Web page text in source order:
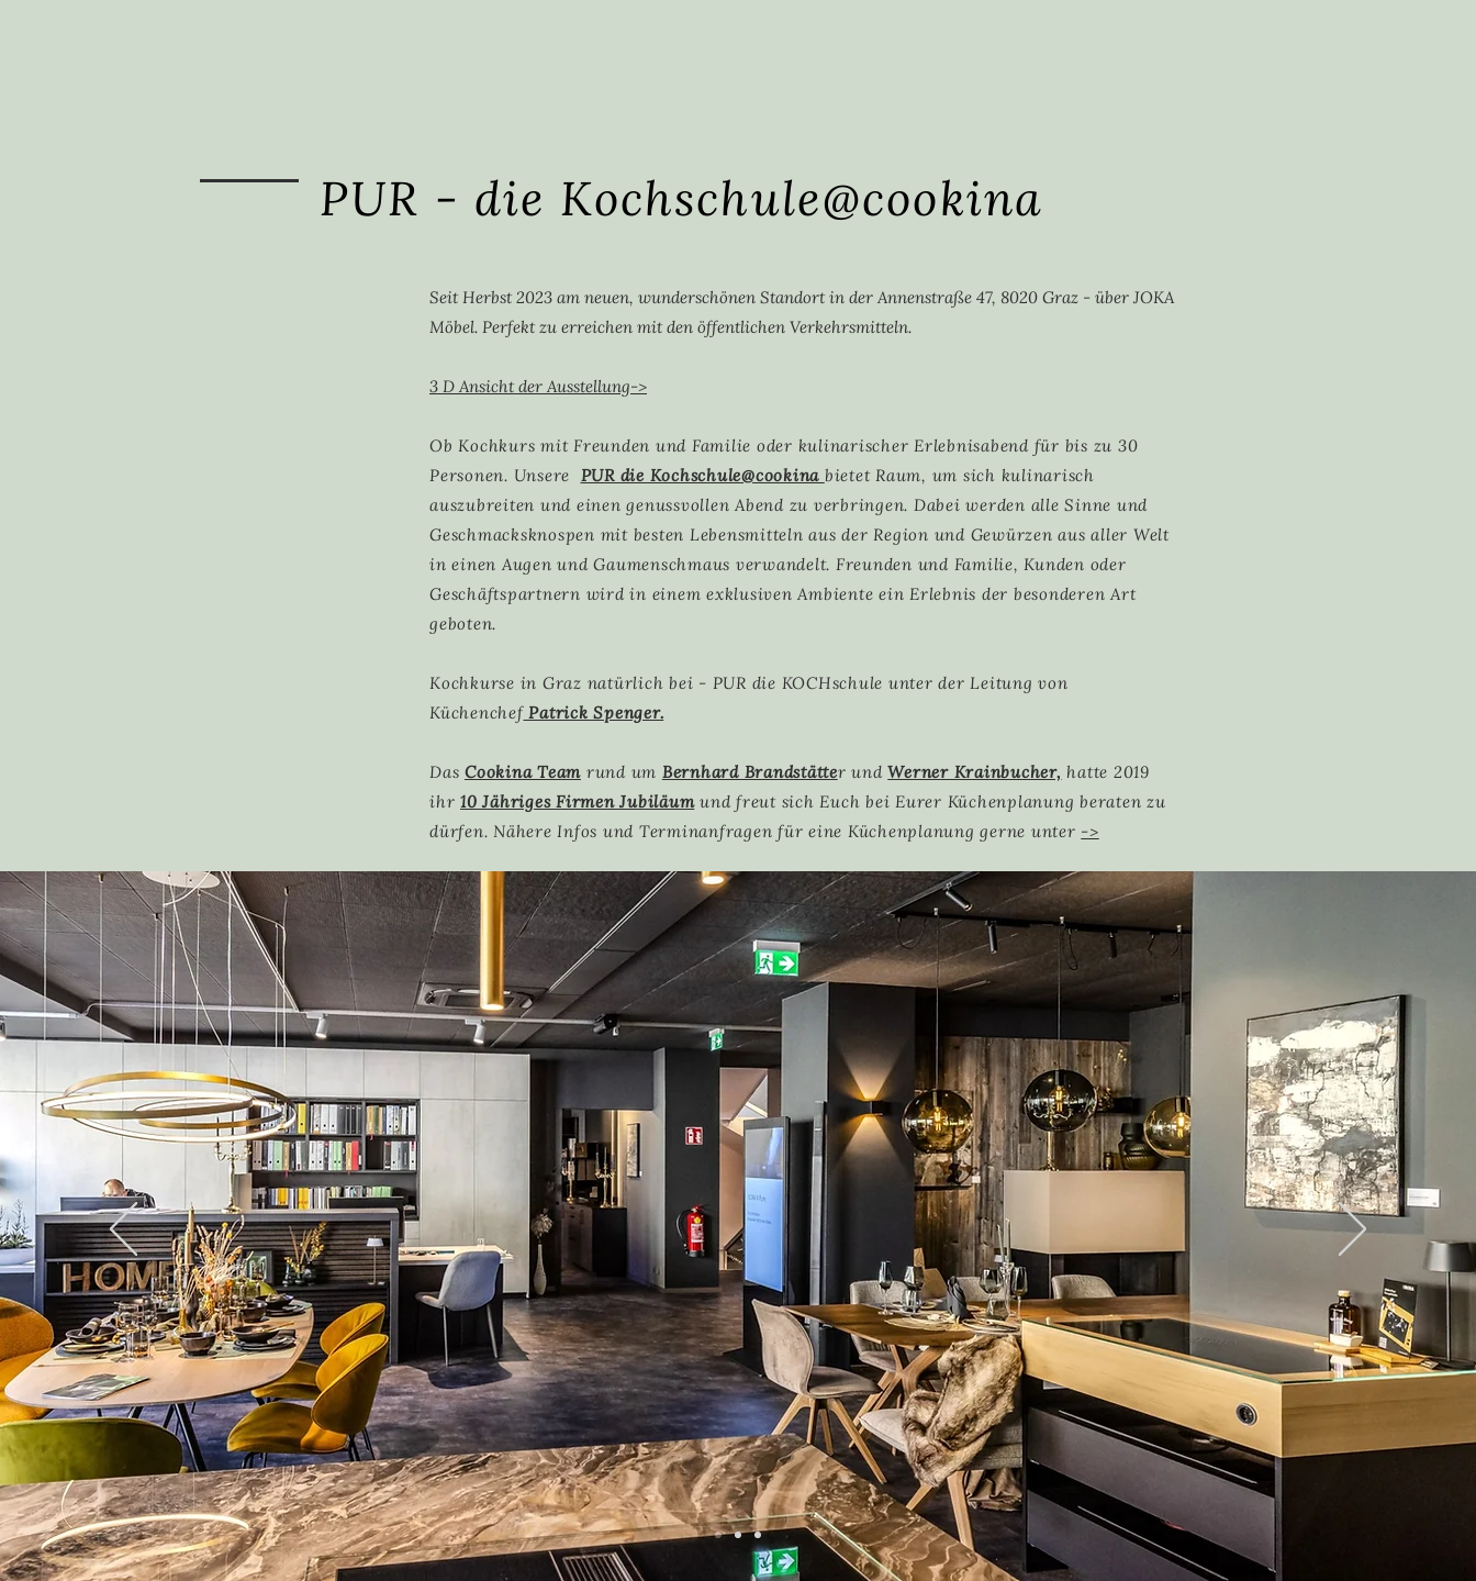
PUR - die Kochschule@cookina
Seit Herbst 2023 am neuen, wunderschönen Standort in der Annenstraße 47, 8020 Graz - über JOKA
Möbel. Perfekt zu erreichen mit den öffentlichen Verkehrsmitteln.
3 D Ansicht der Ausstellung->
Ob Kochkurs mit Freunden und Familie oder kulinarischer Erlebnisabend für bis zu 30
Personen. Unsere PUR die Kochschule@cookina bietet Raum, um sich kulinarisch
auszubreiten und einen genussvollen Abend zu verbringen. Dabei werden alle Sinne und
Geschmacksknospen mit besten Lebensmitteln aus der Region und Gewürzen aus aller Welt
in einen Augen und Gaumenschmaus verwandelt. Freunden und Familie, Kunden oder
Geschäftspartnern wird in einem exklusiven Ambiente ein Erlebnis der besonderen Art
geboten.
Kochkurse in Graz natürlich bei - PUR die KOCHschule unter der Leitung von
KüchenchefPatrick Spenger.
Das Cookina Team rund um Bernhard Brandstätter undWerner Krainbucher, hatte 2019
ihr 10 Jähriges Firmen Jubiläumund freut sich Euch bei Eurer Küchenplanung beraten zu
dürfen. Nähere Infos und Terminanfragen für eine Küchenplanung gerne unter ->